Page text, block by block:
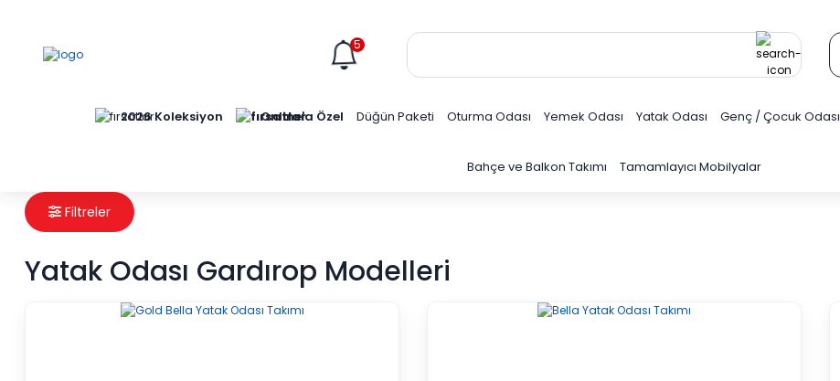
5
2026 Koleksiyon Online'a Özel Düğün Paketi Oturma Odası Yemek Odası Yatak Odası Genç / Çocuk Odası
Bahçe ve Balkon Takımı Tamamlayıcı Mobilyalar
Filtreler
Yatak Odası Gardırop Modelleri